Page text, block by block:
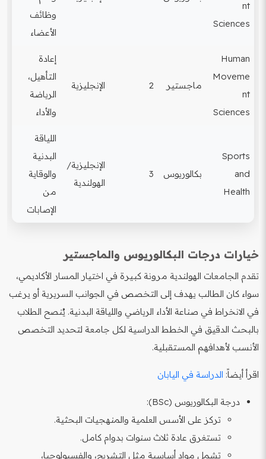
nt
Sciences
وظائف
الأعضاء
Human
Moveme
nt
Sciences
ماجستير 2 الإنجليزية
إعادة
التأهيل،
الرياضة
والأداء
Sports
and
Health
بكالوريوس 3
الإنجليزية/
الهولندية
اللياقة
البدنية
والوقاية
من
الإصابات
خيارات درجات البكالوريوس والماجستير
تقدم الجامعات الهولندية مرونة كبيرة في اختيار المسار الأكاديمي،
سواء كان الطالب يهدف إلى التخصص في الجوانب السريرية أو يرغب
في الانخراط في صناعة الأداء الرياضي واللياقة البدنية. يُنصح الطلاب
بالبحث الدقيق في الخطط الدراسية لكل جامعة لتحديد التخصص
الأنسب لأهدافهم المستقبلية.
اقرأ أيضاً: الدراسة في اليابان
درجة البكالوريوس (BSc):
تركز على الأسس العلمية والمنهجيات البحثية.
تستغرق عادة ثلاث سنوات بدوام كامل.
تشمل مواد أساسية مثل التشريح، والفسيولوجيا،